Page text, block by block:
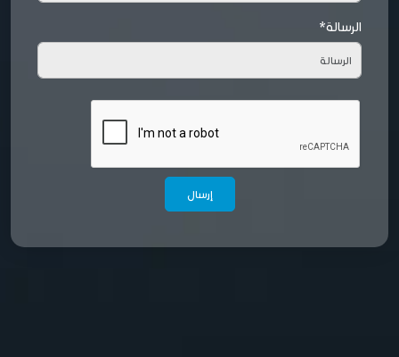
الرسالة*
إرسال